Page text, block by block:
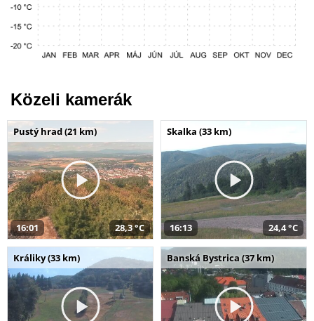
Közeli kamerák
Pustý hrad (21 km)
16:01 28,3 °C
Skalka (33 km)
16:13 24,4 °C
Králiky (33 km) Banská Bystrica (37 km)